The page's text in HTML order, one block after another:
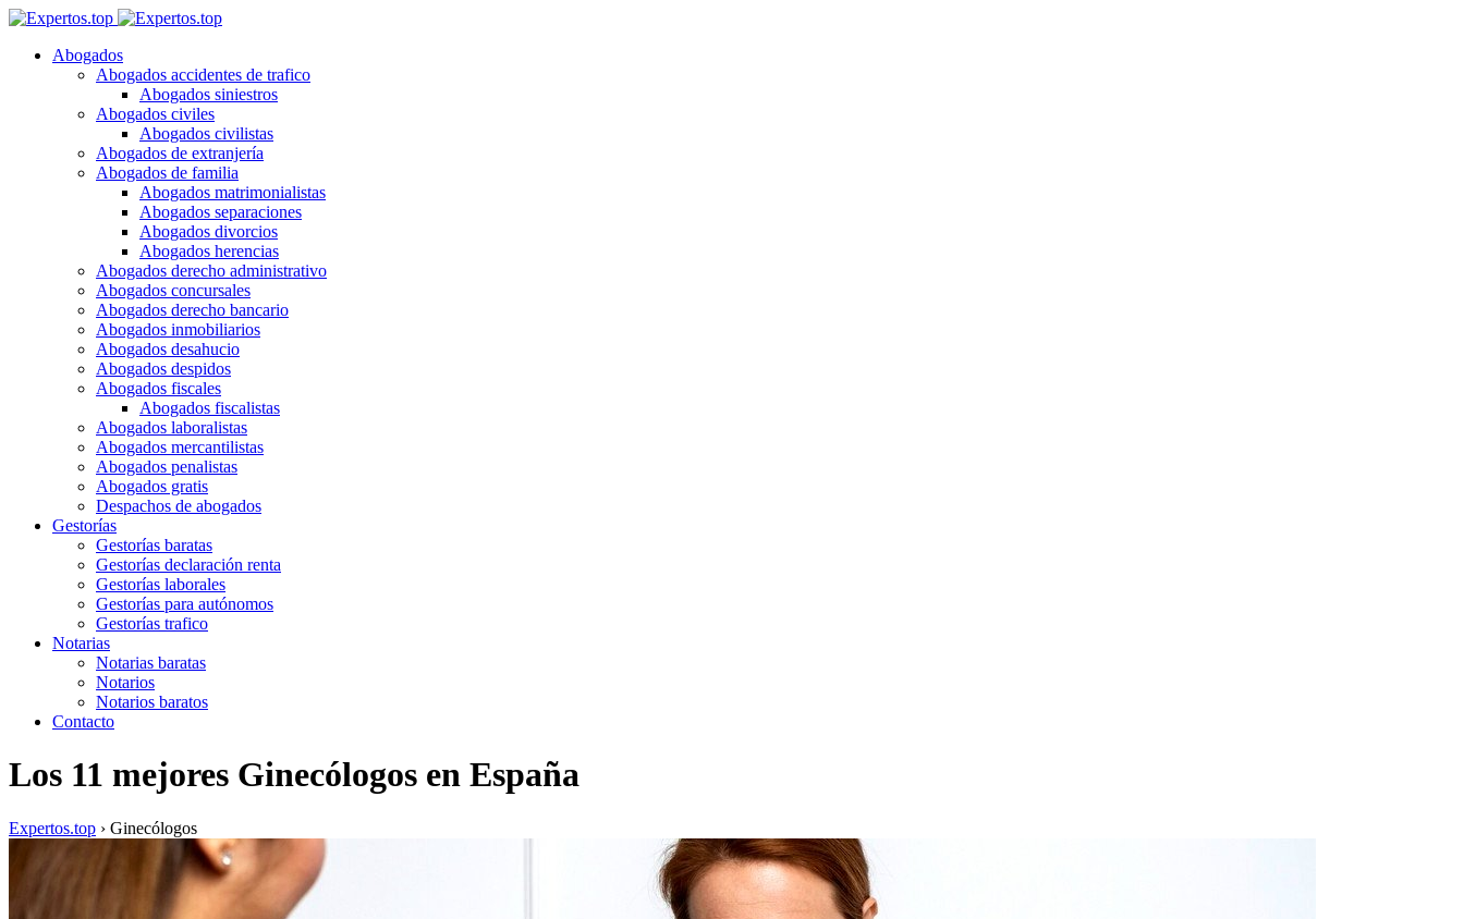
Abogados
Abogados accidentes de trafico
Abogados siniestros
Abogados civiles
Abogados civilistas
Abogados de extranjería
Abogados de familia
Abogados matrimonialistas
Abogados separaciones
Abogados divorcios
Abogados herencias
Abogados derecho administrativo
Abogados concursales
Abogados derecho bancario
Abogados inmobiliarios
Abogados desahucio
Abogados despidos
Abogados fiscales
Abogados fiscalistas
Abogados laboralistas
Abogados mercantilistas
Abogados penalistas
Abogados gratis
Despachos de abogados
Gestorías
Gestorías baratas
Gestorías declaración renta
Gestorías laborales
Gestorías para autónomos
Gestorías trafico
Notarias
Notarias baratas
Notarios
Notarios baratos
Contacto
Los 11 mejores Ginecólogos en España
Expertos.top › Ginecólogos